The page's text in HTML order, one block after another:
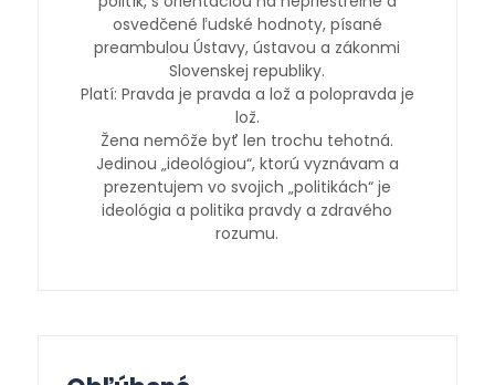
osvedčené ľudské hodnoty, písané
preambulou Ústavy, ústavou a zákonmi
Slovenskej republiky.
Platí: Pravda je pravda a lož a polopravda je
lož.
Žena nemôže byť len trochu tehotná.
Jedinou „ideológiou“, ktorú vyznávam a
prezentujem vo svojich „politikách“ je
ideológia a politika pravdy a zdravého
rozumu.